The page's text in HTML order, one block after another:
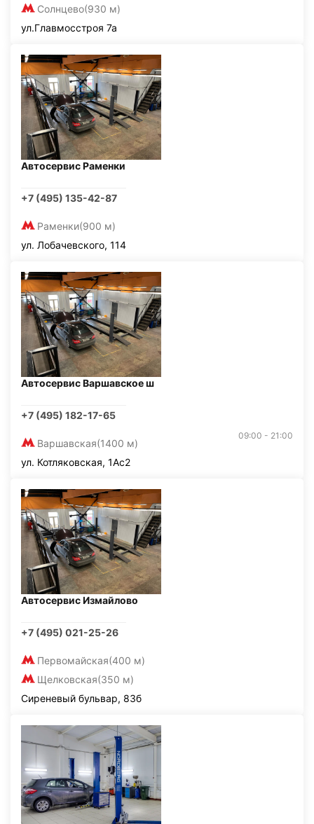
Солнцево(930 м)
ул.Главмосстроя 7а
Автосервис Раменки
+7 (495) 135-42-87
Раменки(900 м)
ул. Лобачевского, 114
Автосервис Варшавское ш
+7 (495) 182-17-65
Варшавская(1400 м)
09:00 - 21:00
ул. Котляковская, 1Ас2
Автосервис Измайлово
+7 (495) 021-25-26
Первомайская(400 м)
Щелковская(350 м)
Сиреневый бульвар, 83б